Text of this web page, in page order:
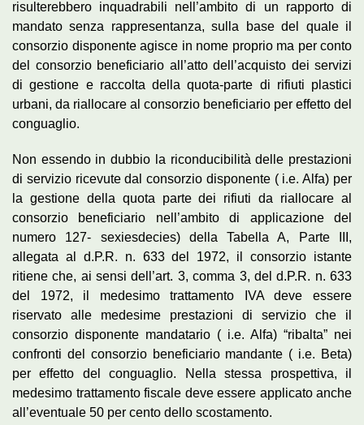
risulterebbero inquadrabili nell’ambito di un rapporto di
mandato senza rappresentanza, sulla base del quale il
consorzio disponente agisce in nome proprio ma per conto
del consorzio beneficiario all’atto dell’acquisto dei servizi
di gestione e raccolta della quota-parte di rifiuti plastici
urbani, da riallocare al consorzio beneficiario per effetto del
conguaglio.
Non essendo in dubbio la riconducibilità delle prestazioni
di servizio ricevute dal consorzio disponente ( i.e. Alfa) per
la gestione della quota parte dei rifiuti da riallocare al
consorzio beneficiario nell’ambito di applicazione del
numero 127- sexiesdecies) della Tabella A, Parte III,
allegata al d.P.R. n. 633 del 1972, il consorzio istante
ritiene che, ai sensi dell’art. 3, comma 3, del d.P.R. n. 633
del 1972, il medesimo trattamento IVA deve essere
riservato alle medesime prestazioni di servizio che il
consorzio disponente mandatario ( i.e. Alfa) “ribalta” nei
confronti del consorzio beneficiario mandante ( i.e. Beta)
per effetto del conguaglio. Nella stessa prospettiva, il
medesimo trattamento fiscale deve essere applicato anche
all’eventuale 50 per cento dello scostamento.